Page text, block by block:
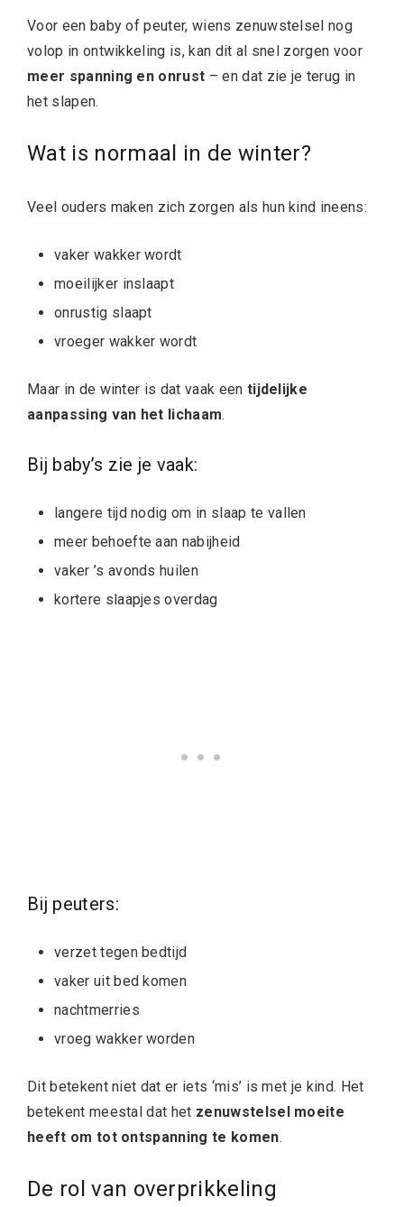
Voor een baby of peuter, wiens zenuwstelsel nog
volop in ontwikkeling is, kan dit al snel zorgen voor
meer spanning en onrust – en dat zie je terug in
het slapen.
Wat is normaal in de winter?
Veel ouders maken zich zorgen als hun kind ineens:
vaker wakker wordt
moeilijker inslaapt
onrustig slaapt
vroeger wakker wordt
Maar in de winter is dat vaak een tijdelijke
aanpassing van het lichaam.
Bij baby’s zie je vaak:
langere tijd nodig om in slaap te vallen
meer behoefte aan nabijheid
vaker ’s avonds huilen
kortere slaapjes overdag
Bij peuters:
verzet tegen bedtijd
vaker uit bed komen
nachtmerries
vroeg wakker worden
Dit betekent niet dat er iets ‘mis’ is met je kind. Het
betekent meestal dat het zenuwstelsel moeite
heeft om tot ontspanning te komen.
De rol van overprikkeling